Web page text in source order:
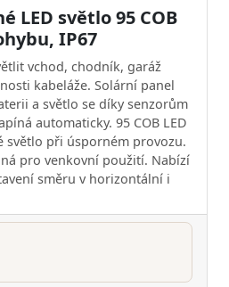
LED světlo 95 COB
IP67
vchod, chodník, garáž
kabeláže. Solární panel
a světlo se díky senzorům
automaticky. 95 COB LED
světlo při úsporném provozu.
pro venkovní použití. Nabízí
směru v horizontální i